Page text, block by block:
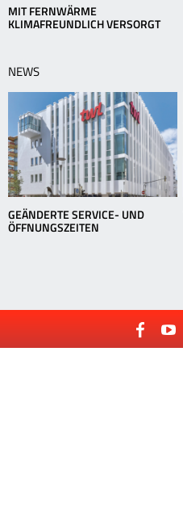
MIT FERNWÄRME
KLIMAFREUNDLICH VERSORGT
NEWS
GEÄNDERTE SERVICE- UND
ÖFFNUNGSZEITEN